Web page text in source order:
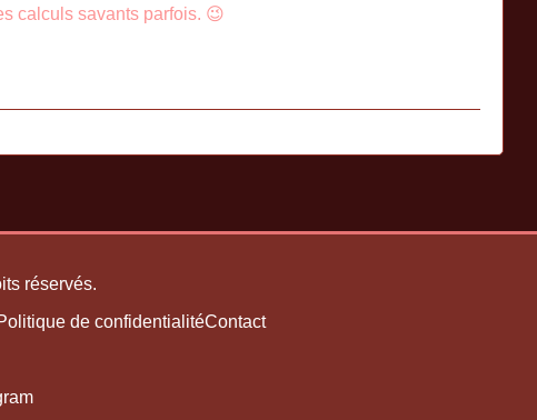
calculs savants parfois. 😉
réservés.
de confidentialitéContact